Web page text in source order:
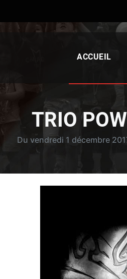
ACCUEIL
TRIO
Du vendredi 1 décembre